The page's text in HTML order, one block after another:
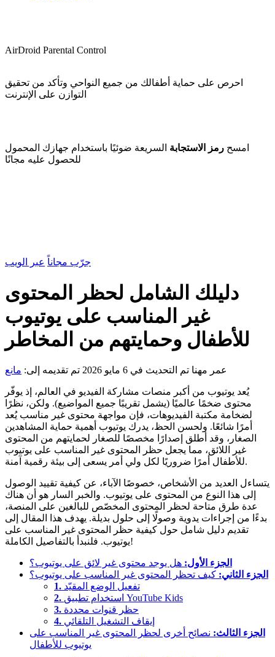
AirDroid Parental Control
احرص على حماية أطفالك من جميع النواحي وتأكد من تحقيق
التوازن على الإنترنت
امسح رمز الاستجابة السريعة ضوئيًا باستخدام جهازك المحمول
للحصول عليه مجانًا
جرّب مجاناً عبر الويب
دليلك الشامل لحظر المحتوى
غير المناسب على يوتيوب
للأطفال وحمايتهم من المخاطر
عمر مهنا تم التحديث في 6 مايو 2026 تم تقديمه إلى: مانع
يُعد يوتيوب من أكبر منصات مشاركة الفيديو في العالم، إذ يوفّر
محتوى ضخمًا عالميًا (يشمل تقريبًا جميع المواضيع). ولكن، نظرًا
لضخامة مكتبة الفيديوهات، فإن مواجهة محتوى غير مناسب يُعد
أمرًا شائعًا. ولحسن الحظ، يدرك يوتيوب أهمية حماية المشاهدين
الصغار، وقد أطلق إصدارًا مخصصًا للصغار لحمايتهم من المحتوى
غير اللائق، مما يجعل حظر المحتوى غير المناسب على يوتيوب
للأطفال أمرًا ضروريًا لكل ولي أمر يسعى إلى بيئة رقمية آمنة.
يتساءل العديد من الأشخاص، خصوصًا الآباء، عن كيفية تقييد الوصول
إلى هذا النوع من المحتوى على يوتيوب. والخبر السار هو أن هناك
عدة طرق متاحة لحظر المحتوى المخصّص للبالغين على المنصة،
بدءًا من إجراءات يدوية وصولًا إلى حلول بديلة. يهدف هذا المقال إلى
تقديم دليل شامل حول كيفية حظر المحتوى غير المناسب على
يوتيوب. فلنبدأ بالتفاصيل الكاملة!
الجزء الأول: هل يوجد محتوى غير لائق على يوتيوب؟
الجزء الثاني: كيف تحظر المحتوى غير المناسب على يوتيوب؟
1. تفعيل الوضع المقيّد
2.
استخدام تطبيق YouTube Kids
3. حظر قنوات محددة
4. إيقاف التشغيل التلقائي
الجزء الثالث: نصائح أخرى لحظر المحتوى غير المناسب على
يوتيوب للأطفال